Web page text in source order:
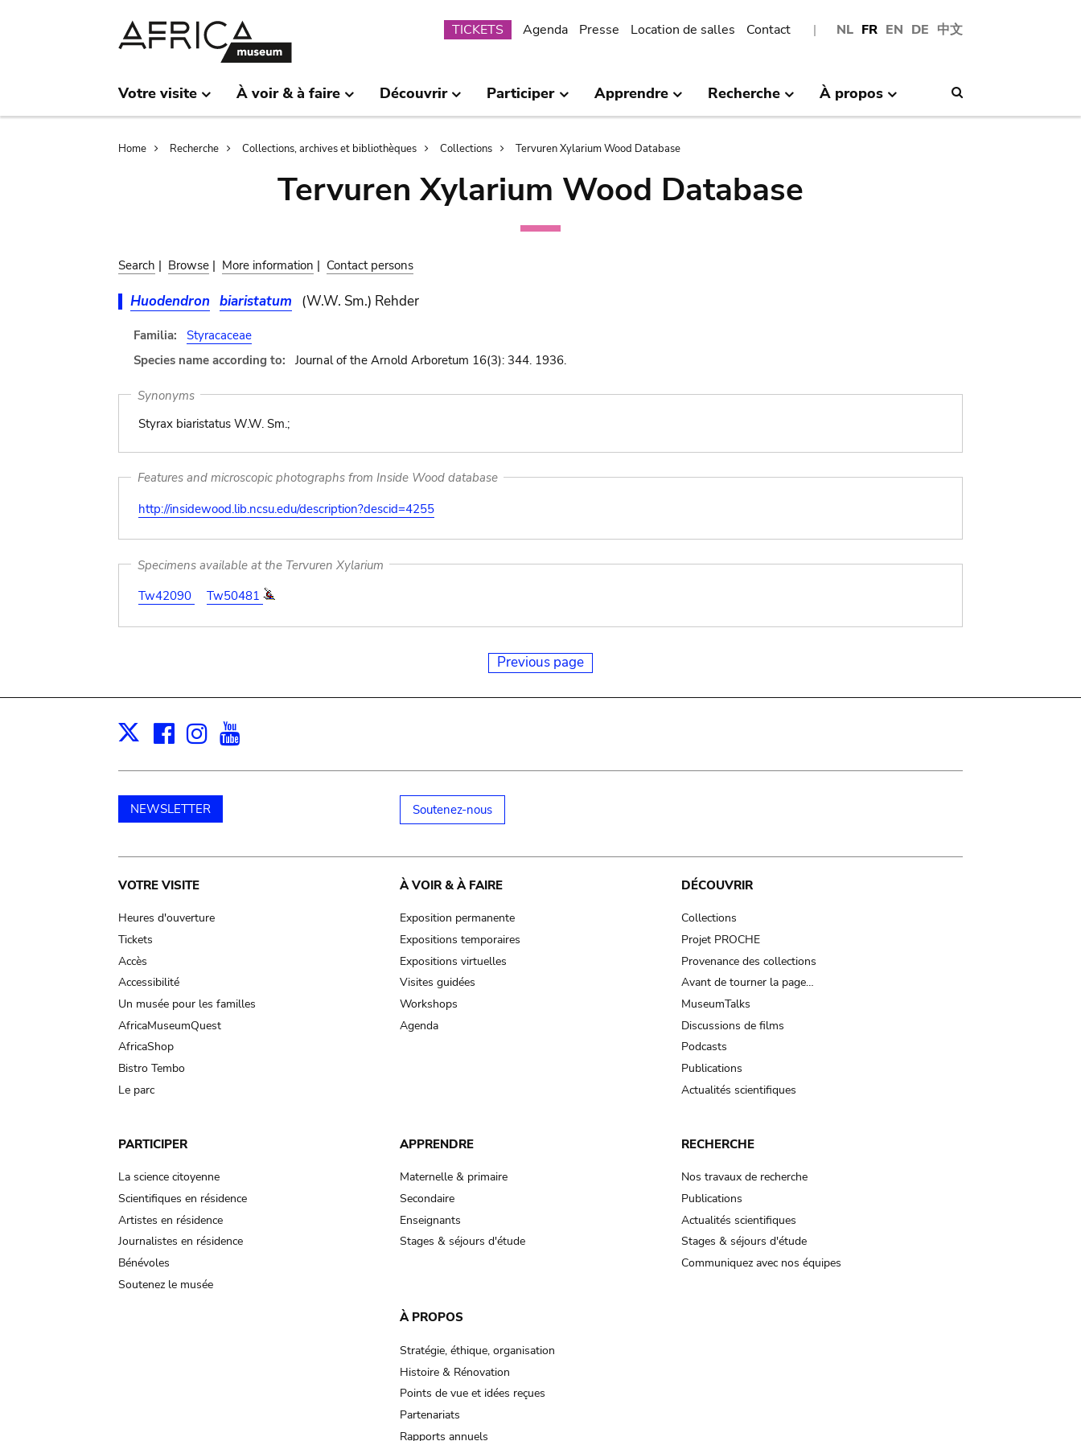
NL FR EN DE 中文
Submenu
TICKETS Agenda Presse Location de salles Contact
Votre visite À voir & à faire Découvrir Participer Apprendre Recherche À propos
Breadcrumb
Home Recherche Collections, archives et bibliothèques Collections Tervuren Xylarium Wood Database
Tervuren Xylarium Wood Database
Search | Browse | More information | Contact persons
Huodendron biaristatum (W.W. Sm.) Rehder
Familia:
Styracaceae
Species name according to:
Journal of the Arnold Arboretum 16(3): 344. 1936.
Synonyms
Styrax biaristatus W.W. Sm.;
Features and microscopic photographs from Inside Wood database
http://insidewood.lib.ncsu.edu/description?descid=4255
Specimens available at the Tervuren Xylarium
Tw42090
Tw50481
Previous page
X Facebook
Instagram
NEWSLETTER Soutenez-nous
Main
navigation
VOTRE VISITE
Heures d'ouverture
Tickets
Accès
Accessibilité
Un musée pour les familles
AfricaMuseumQuest
AfricaShop
Bistro Tembo
Le parc
À VOIR & À FAIRE
Exposition permanente
Expositions temporaires
Expositions virtuelles
Visites guidées
Workshops
Agenda
DÉCOUVRIR
Collections
Projet PROCHE
Provenance des collections
Avant de tourner la page…
MuseumTalks
Discussions de films
Podcasts
Publications
Actualités scientifiques
PARTICIPER
La science citoyenne
Scientifiques en résidence
Artistes en résidence
Journalistes en résidence
Bénévoles
Soutenez le musée
APPRENDRE
Maternelle & primaire
Secondaire
Enseignants
Stages & séjours d'étude
RECHERCHE
Nos travaux de recherche
Publications
Actualités scientifiques
Stages & séjours d'étude
Communiquez avec nos équipes
À PROPOS
Stratégie, éthique, organisation
Histoire & Rénovation
Points de vue et idées reçues
Partenariats
Rapports annuels